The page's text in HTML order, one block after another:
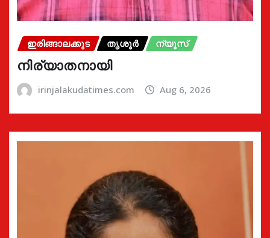
ഇരിങ്ങാലക്കുട തൃശൂർ ന്യൂസ്
നിര്യാതനായി
irinjalakudatimes.com Aug 6, 2026